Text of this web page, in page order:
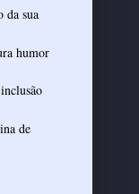
da sua
humor
de